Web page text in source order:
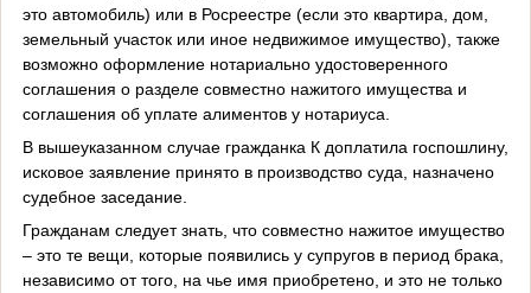
это автомобиль) или в Росреестре (если это квартира, дом,
земельный участок или иное недвижимое имущество), также
возможно оформление нотариально удостоверенного
соглашения о разделе совместно нажитого имущества и
соглашения об уплате алиментов у нотариуса.
В вышеуказанном случае гражданка К доплатила госпошлину,
исковое заявление принято в производство суда, назначено
судебное заседание.
Гражданам следует знать, что совместно нажитое имущество
– это те вещи, которые появились у супругов в период брака,
независимо от того, на чье имя приобретено, и это не только